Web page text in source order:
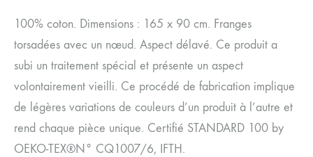
100% coton. Dimensions : 165 x 90 cm. Franges
torsadées avec un nœud. Aspect délavé. Ce produit a
subi un traitement spécial et présente un aspect
volontairement vieilli. Ce procédé de fabrication implique
de légères variations de couleurs d’un produit à l’autre et
rend chaque pièce unique. Certifié STANDARD 100 by
OEKO-TEX®N° CQ1007/6, IFTH.